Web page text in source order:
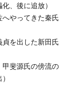
、後に追放）
やってきた秦氏
を出した新田氏
甲斐源氏の傍流の